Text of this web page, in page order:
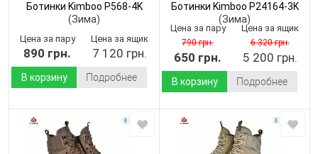
Ботинки Kimboo P568-4K
(Зима)
Цена за пару
890 грн.
Цена за ящик
7 120 грн.
В корзину Подробнее
Ботинки Kimboo P24164-3K
(Зима)
Цена за пару
790 грн.
650 грн.
Цена за ящик
6 320 грн.
5 200 грн.
В корзину Подробнее